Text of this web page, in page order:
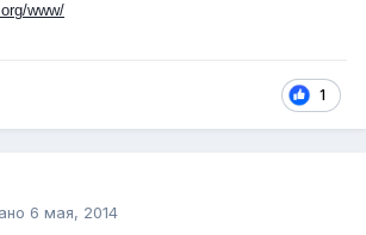
www/
1
6 мая, 2014